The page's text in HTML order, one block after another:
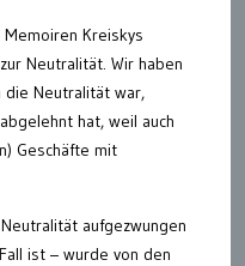
Kreiskys
Neutralität. Wir haben
die Neutralität war,
hat, weil auch
Geschäfte mit
aufgezwungen
ist – wurde von den